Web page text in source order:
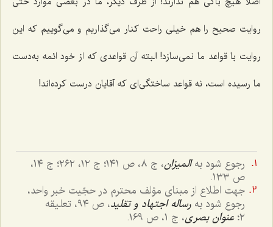
روایت صحیح را هم خیلی راحت کنار می‌گذاریم و می‌گوییم که این
روایت با قواعد ما نمی‌سازد! البته آن قواعدی که از خود ائمه به‌دست
ما رسیده است، نه قواعد ساختگی‌ای که آقایان درست کرده‌اند!
رجوع شود بهالمیزان
، ج ٨، ص ١٤١؛ ج ١٢، ٢٦٢؛ ج ١٤،
ص ١٣٣.
جهت اطلاع از مبنای مؤلف محترم در حجّیت خبر واحد،
رجوع شود به رساله اجتهاد و تقلید
، ص ٩٤، تعلیقه
٢؛ عنوان بصری، ج ١، ص ١٦٩.